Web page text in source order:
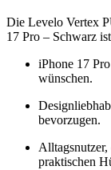
Die Levelo Vertex
17 Pro – Schwarz
iPhone 17
wünschen.
bevorzugen.
praktischen